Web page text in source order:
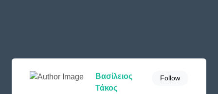
Βασίλειος
Τάκος
Follow